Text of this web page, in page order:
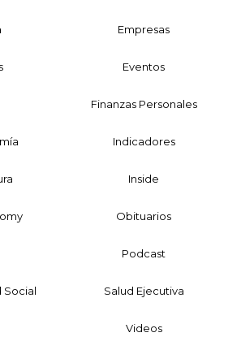
Empresas
Eventos
Finanzas Personales
Indicadores
Inside
Obituarios
Podcast
Social Salud Ejecutiva
Videos